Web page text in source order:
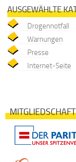
AUSGEWÄHLTE
Drogennotfall
Warnungen
Presse
Internet-Seite